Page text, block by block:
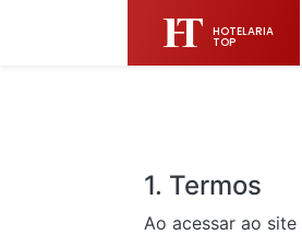
HOTELARIA
TOP
1. Termos
Ao acessar ao site